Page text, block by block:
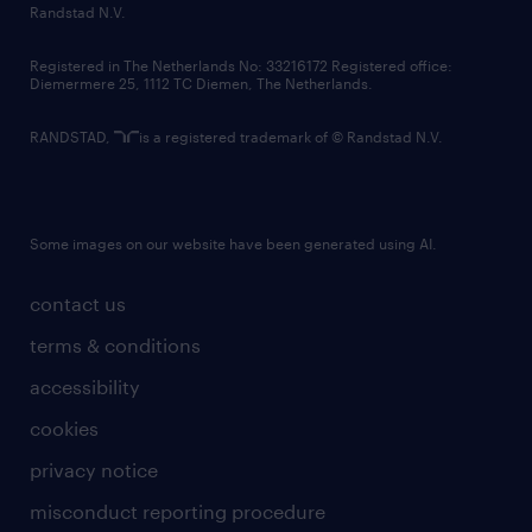
country websites
contact us
terms & conditions
accessibility
cookies
privacy notice
misconduct reporting procedure
Randstad N.V.
Registered in The Netherlands No: 33216172 Registered office:
Diemermere 25, 1112 TC Diemen, The Netherlands.
RANDSTAD, is a registered trademark of © Randstad N.V.
Some images on our website have been generated using AI.